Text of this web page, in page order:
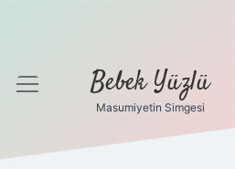
menüyü
Bebek Yüzlü
Masumiyetin Simgesi